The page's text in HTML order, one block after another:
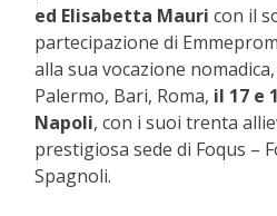
ed Elisabetta Mauri con il
partecipazione di
alla sua vocazione
Palermo, Bari, Roma, il 17 e
Napoli, con i suoi trenta
prestigiosa sede di Foqus –
Spagnoli.